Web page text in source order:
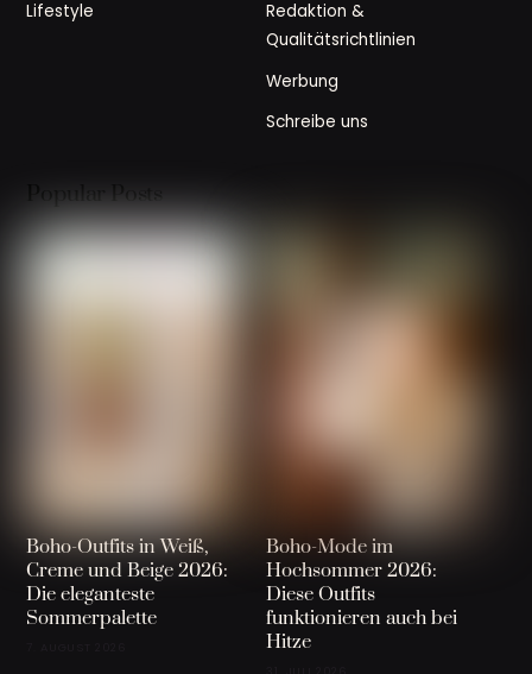
Lifestyle
Redaktion &
Qualitätsrichtlinien
Werbung
Schreibe uns
Popular Posts
Boho-Outfits in Weiß,
Creme und Beige 2026:
Die eleganteste
Sommerpalette
Boho-Mode im
Hochsommer 2026:
Diese Outfits
funktionieren auch bei
Hitze